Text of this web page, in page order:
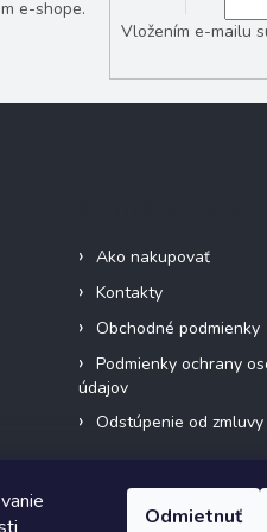
Odmietnuť
e-shope.
Vložením e-mailu
Ako nakupovať
Kontakty
Obchodné podmienky
Podmienky ochrany
údajov
Odstúpenie od zmluvy